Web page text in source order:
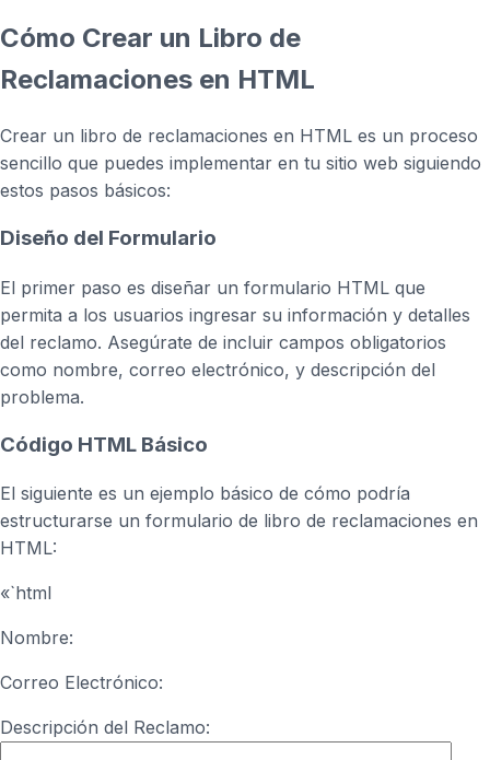
Cómo Crear un Libro de
Reclamaciones en HTML
Crear un libro de reclamaciones en HTML es un proceso
sencillo que puedes implementar en tu sitio web siguiendo
estos pasos básicos:
Diseño del Formulario
El primer paso es diseñar un formulario HTML que
permita a los usuarios ingresar su información y detalles
del reclamo. Asegúrate de incluir campos obligatorios
como nombre, correo electrónico, y descripción del
problema.
Código HTML Básico
El siguiente es un ejemplo básico de cómo podría
estructurarse un formulario de libro de reclamaciones en
HTML:
«`html
Nombre:
Correo Electrónico:
Descripción del Reclamo: